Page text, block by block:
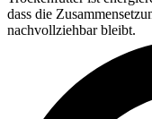
dass die
nachvollziehbar bleibt.